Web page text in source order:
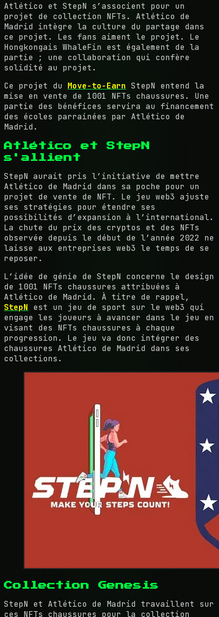
Atlético et StepN s’associent pour un
projet de collection NFTs. Atlético de
Madrid intègre la culture du partage dans
ce projet. Les fans aiment le projet. Le
Hongkongais WhaleFin est également de la
partie ; une collaboration qui confère
solidité au projet.
Ce projet du Move-to-Earn StepN entend la
mise en vente de 1001 NFTs chaussures. Une
partie des bénéfices servira au financement
des écoles parrainées par Atlético de
Madrid.
Atlético et StepN
s'allient
StepN aurait pris l’initiative de mettre
Atlético de Madrid dans sa poche pour un
projet de vente de NFT. Le jeu web3 ajuste
ses stratégies pour étendre ses
possibilités d’expansion à l’international.
La chute du prix des cryptos et des NFTs
observée depuis le début de l’année 2022 ne
laisse aux entreprises web3 le temps de se
reposer.
L’idée de génie de StepN concerne le design
de 1001 NFTs chaussures attribuées à
Atlético de Madrid. À titre de rappel,
StepN
est un jeu de sport sur le web3 qui
engage les joueurs à avancer dans le jeu en
visant des NFTs chaussures à chaque
progression. Le jeu va donc intégrer des
chaussures Atlético de Madrid dans ses
collections.
Collection Genesis
StepN et Atlético de Madrid travaillent sur
ces NFTs chaussures pour la collection